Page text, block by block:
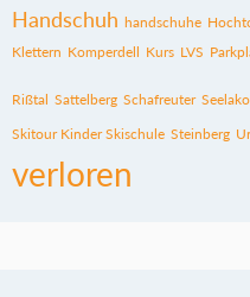
Handschuh handschuhe
Klettern Komperdell Kurs LVS
Rißtal Sattelberg Schafreuter
Skitour Kinder Skischule Steinberg
verloren